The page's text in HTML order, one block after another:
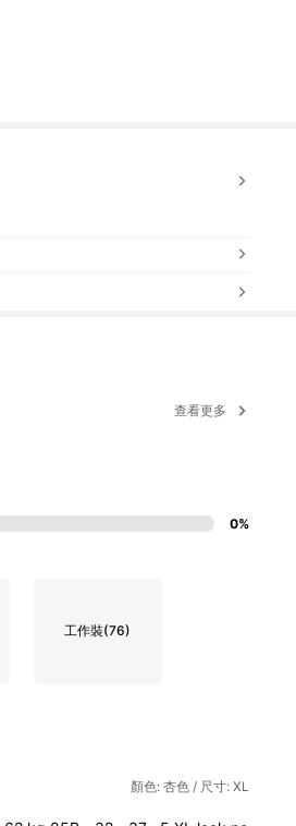
查看更多
0%
工作裝(76)
顏色: 杏色 / 尺寸: XL